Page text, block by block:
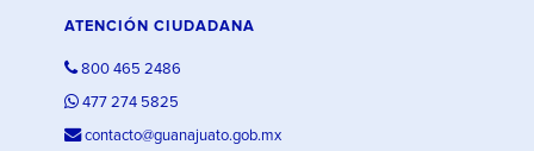
ATENCIÓN CIUDADANA
800 465 2486
477 274 5825
contacto@guanajuato.gob.mx